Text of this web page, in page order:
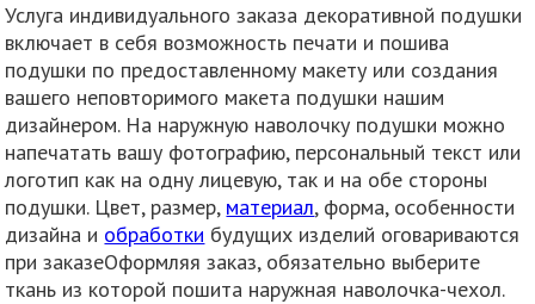
Услуга индивидуального заказа декоративной подушки
включает в себя возможность печати и пошива
подушки по предоставленному макету или создания
вашего неповторимого макета подушки нашим
дизайнером. На наружную наволочку подушки можно
напечатать вашу фотографию, персональный текст или
логотип как на одну лицевую, так и на обе стороны
подушки. Цвет, размер, материал, форма, особенности
дизайна и обработки будущих изделий оговариваются
при заказеОформляя заказ, обязательно выберите
ткань из которой пошита наружная наволочка-чехол.